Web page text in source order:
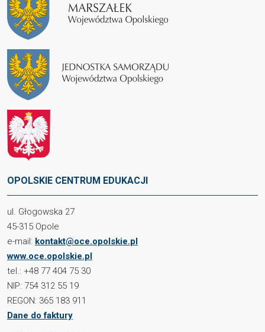
OPOLSKIE CENTRUM EDUKACJI
ul. Głogowska 27
45-315 Opole
e-mail: kontakt@oce.opolskie.pl
www.oce.opolskie.pl
tel.: +48 77 404 75 30
NIP: 754 312 55 19
REGON: 365 183 911
Dane do faktury